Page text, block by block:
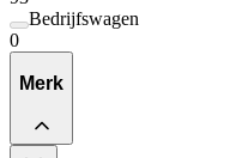
Bedrijfswagen
0
Merk